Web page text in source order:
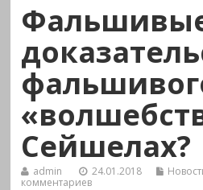
Сейшелах?
admin 24.01.2018
комментариев